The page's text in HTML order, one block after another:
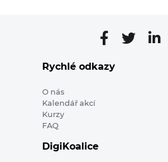
Rychlé odkazy
O nás
Kalendář akcí
Kurzy
FAQ
DigiKoalice